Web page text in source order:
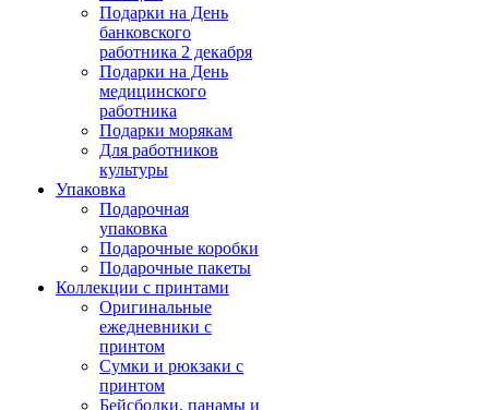
Подарки на День
банковского
работника 2 декабря
Подарки на День
медицинского
работника
Подарки морякам
Для работников
культуры
Упаковка
Подарочная
упаковка
Подарочные коробки
Подарочные пакеты
Коллекции с принтами
Оригинальные
ежедневники с
принтом
Сумки и рюкзаки с
принтом
Бейсболки, панамы и